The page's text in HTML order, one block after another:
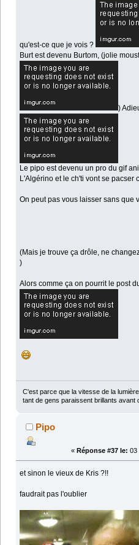
qu'est-ce que je vois ?
Burt est devenu Burtom, (jolie
)
Le pipo est devenu un pro du gif
L'Algérino et le ch'ti vont se pacser
On peut pas vous laisser sans que
(Mais je trouve ça drôle, ne
)
Alors comme ça on pourrit le post
C'est parce que la vitesse de la
tant de gens paraissent brillants avant
Pipo
« Réponse #37 le: 03
et sinon le vieux de Kris ?!!
faudrait pas l'oublier